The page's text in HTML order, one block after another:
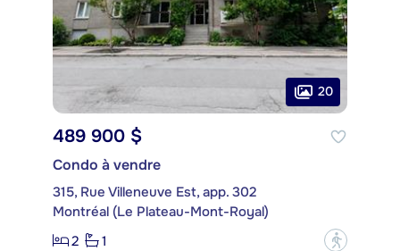
20
489 900 $
Condo à vendre
315, Rue Villeneuve Est, app. 302
Montréal (Le Plateau-Mont-Royal)
2
1 ?